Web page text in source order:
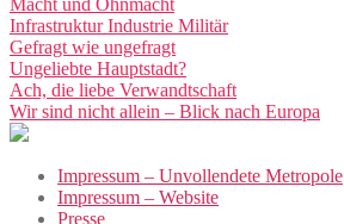
Infrastruktur Industrie Militär
Gefragt wie ungefragt
Ungeliebte Hauptstadt?
Ach, die liebe Verwandtschaft
Wir sind nicht allein – Blick nach Europa
Impressum – Unvollendete Metropole
Impressum – Website
Presse